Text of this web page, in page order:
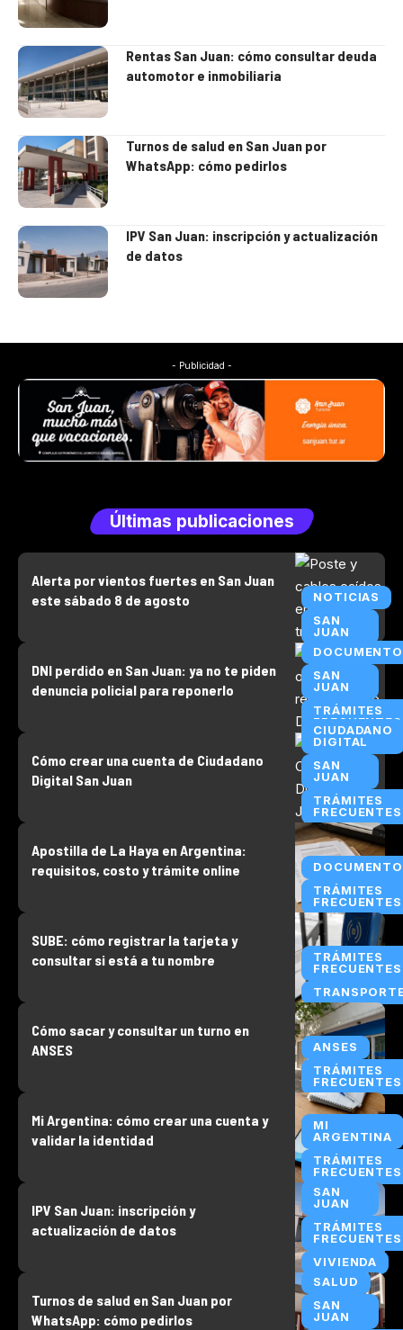
Rentas San Juan: cómo consultar deuda
automotor e inmobiliaria
Turnos de salud en San Juan por
WhatsApp: cómo pedirlos
IPV San Juan: inscripción y actualización
de datos
- Publicidad -
Últimas publicaciones
NOTICIAS
SAN
JUAN
Alerta por vientos fuertes en San Juan
este sábado 8 de agosto
SAN
JUAN
TRÁMITES
FRECUENTES
DNI perdido en San Juan: ya no te piden
denuncia policial para reponerlo
CIUDADANO
DIGITAL
SAN
JUAN
TRÁMITES
FRECUENTES
Cómo crear una cuenta de Ciudadano
Digital San Juan
TRÁMITES
FRECUENTES
Apostilla de La Haya en Argentina:
requisitos, costo y trámite online
TRÁMITES
FRECUENTES
SUBE: cómo registrar la tarjeta y
consultar si está a tu nombre
ANSES
TRÁMITES
FRECUENTES
Cómo sacar y consultar un turno en
ANSES
MI
ARGENTINA
TRÁMITES
FRECUENTES
Mi Argentina: cómo crear una cuenta y
validar la identidad
SAN
JUAN
TRÁMITES
FRECUENTES
VIVIENDA
IPV San Juan: inscripción y
actualización de datos
SALUD
SAN
JUAN
Turnos de salud en San Juan por
WhatsApp: cómo pedirlos